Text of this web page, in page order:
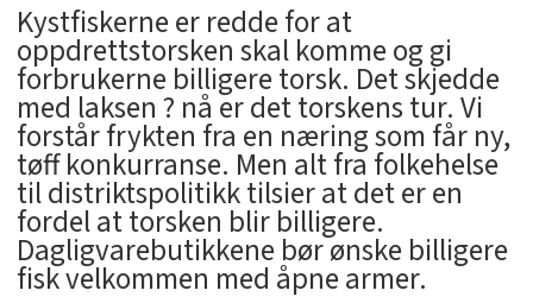
Kystfiskerne er redde for at
oppdrettstorsken skal komme og gi
forbrukerne billigere torsk. Det skjedde
med laksen ? nå er det torskens tur. Vi
forstår frykten fra en næring som får ny,
tøff konkurranse. Men alt fra folkehelse
til distriktspolitikk tilsier at det er en
fordel at torsken blir billigere.
Dagligvarebutikkene bør ønske billigere
fisk velkommen med åpne armer.